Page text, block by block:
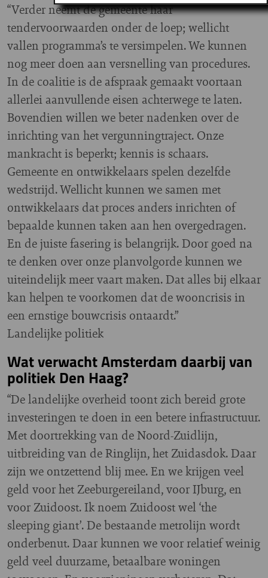
“Verder neemt de gemeente haar
tendervoorwaarden onder de loep; wellicht
vallen programma’s te versimpelen. We kunnen
nog meer doen aan versnelling van procedures.
In de coalitie is de afspraak gemaakt voortaan
allerlei aanvullende eisen achterwege te laten.
Bovendien willen we beter nadenken over de
inrichting van het vergunningtraject. Onze
mankracht is beperkt; kennis is schaars.
Gemeente en ontwikkelaars spelen dezelfde
wedstrijd. Wellicht kunnen we samen met
ontwikkelaars dat proces anders inrichten of
bepaalde kunnen taken aan hen overgedragen.
En de juiste fasering is belangrijk. Door goed na
te denken over onze planvolgorde kunnen we
uiteindelijk meer vaart maken. Dat alles bij elkaar
kan helpen te voorkomen dat de wooncrisis in
een ernstige bouwcrisis ontaardt.”
Landelijke politiek
Wat verwacht Amsterdam daarbij van
politiek Den Haag?
“De landelijke overheid toont zich bereid grote
investeringen te doen in een betere infrastructuur.
Met doortrekking van de Noord-Zuidlijn,
uitbreiding van de Ringlijn, het Zuidasdok. Daar
zijn we ontzettend blij mee. En we krijgen veel
geld voor het Zeeburgereiland, voor IJburg, en
voor Zuidoost. Ik noem Zuidoost wel ‘the
sleeping giant’. De bestaande metrolijn wordt
onderbenut. Daar kunnen we voor relatief weinig
geld veel duurzame, betaalbare woningen